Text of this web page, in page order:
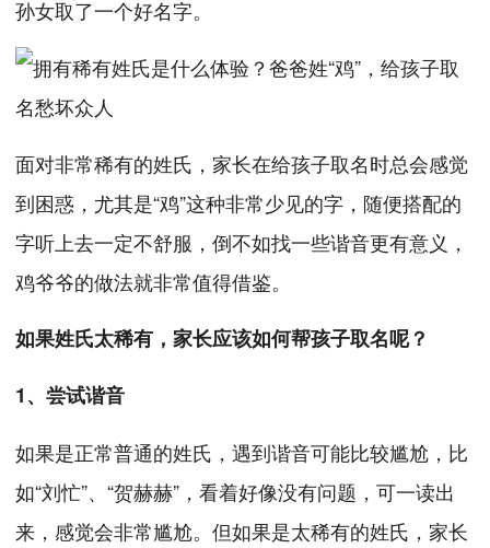
孙女取了一个好名字。
面对非常稀有的姓氏，家长在给孩子取名时总会感觉
到困惑，尤其是“鸡”这种非常少见的字，随便搭配的
字听上去一定不舒服，倒不如找一些谐音更有意义，
鸡爷爷的做法就非常值得借鉴。
如果姓氏太稀有，家长应该如何帮孩子取名呢？
1、尝试谐音
如果是正常普通的姓氏，遇到谐音可能比较尴尬，比
如“刘忙”、“贺赫赫”，看着好像没有问题，可一读出
来，感觉会非常尴尬。但如果是太稀有的姓氏，家长